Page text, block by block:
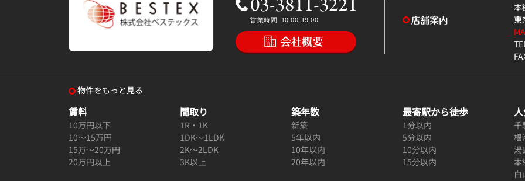
本
東
物件をもっと見る
賃料
10万円以下
10～15万円
15万～20万円
20万円以上
間取り
1R・1K
1DK～1LDK
2K～2LDK
3K以上
築年数
新築
5年以内
10年以内
20年以内
最寄駅から徒歩
1分以内
5分以内
10分以内
15分以内
千
根
湯
本
白